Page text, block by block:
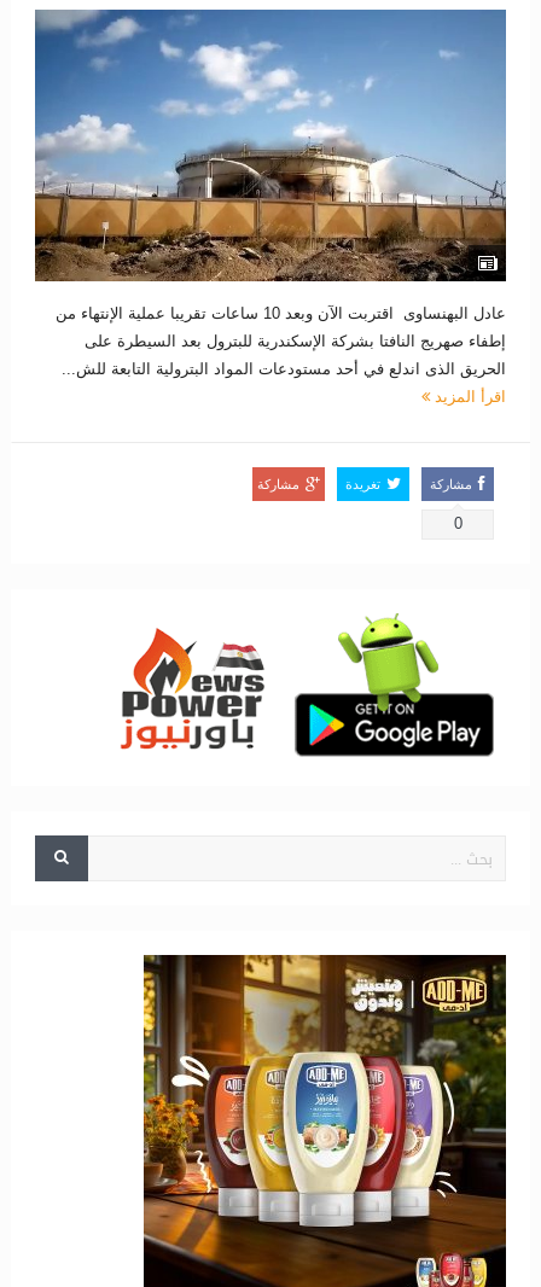
عادل البهنساوى اقتربت الآن وبعد 10 ساعات تقريبا عملية الإنتهاء من
إطفاء صهريج النافتا بشركة الإسكندرية للبترول بعد السيطرة على
الحريق الذى اندلع في أحد مستودعات المواد البترولية التابعة للش...
اقرأ المزيد
مشاركة
0
تغريدة مشاركة